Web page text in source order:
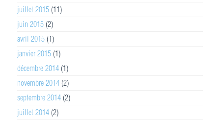
juillet 2015 (11)
juin 2015 (2)
avril 2015 (1)
janvier 2015 (1)
décembre 2014 (1)
novembre 2014 (2)
septembre 2014 (2)
juillet 2014 (2)